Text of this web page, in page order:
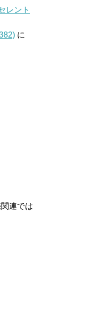
レント
に
連では